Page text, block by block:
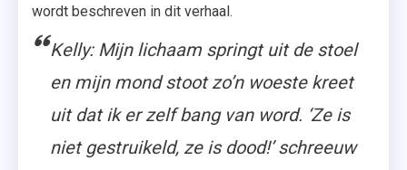
wordt beschreven in dit verhaal.
Kelly: Mijn lichaam springt uit de stoel
en mijn mond stoot zo’n woeste kreet
uit dat ik er zelf bang van word. ‘Ze is
niet gestruikeld, ze is dood!’ schreeuw